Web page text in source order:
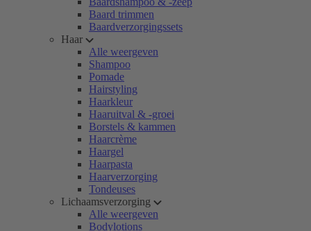
Baard trimmen
Baardverzorgingssets
Haar
Alle weergeven
Shampoo
Pomade
Hairstyling
Haarkleur
Haaruitval & -groei
Borstels & kammen
Haarcrème
Haargel
Haarpasta
Haarverzorging
Tondeuses
Lichaamsverzorging
Alle weergeven
Bodylotions